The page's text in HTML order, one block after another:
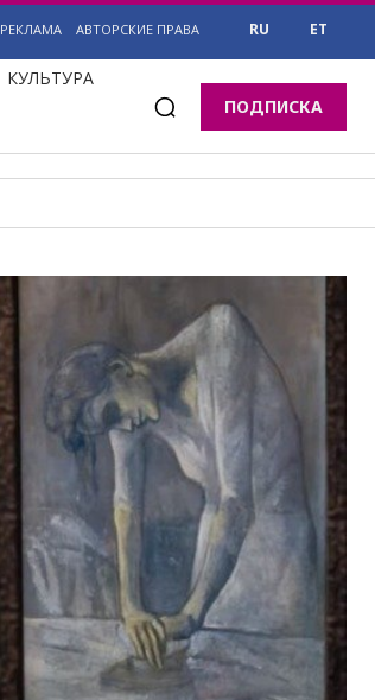
РЕКЛАМА АВТОРСКИЕ ПРАВА RU ET
КУЛЬТУРА
ПОДПИСКА